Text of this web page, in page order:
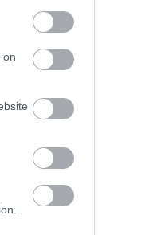
on
Geberit Duofix
Honeywell
Honeywell
Honeywell
3. Pozitív hatás az
egészségesebb
révén javíthatja az
egészségét. Ez
táplálkozás, a
4. Jobb kapcsolatok: